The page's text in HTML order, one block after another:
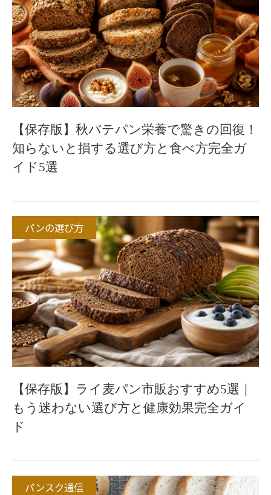
【保存版】秋バテパン栄養で驚きの回復！
知らないと損する選び方と食べ方完全ガ
イド5選
パンの選び方
【保存版】ライ麦パン市販おすすめ5選｜
もう迷わない選び方と健康効果完全ガイ
ド
パンスク通信